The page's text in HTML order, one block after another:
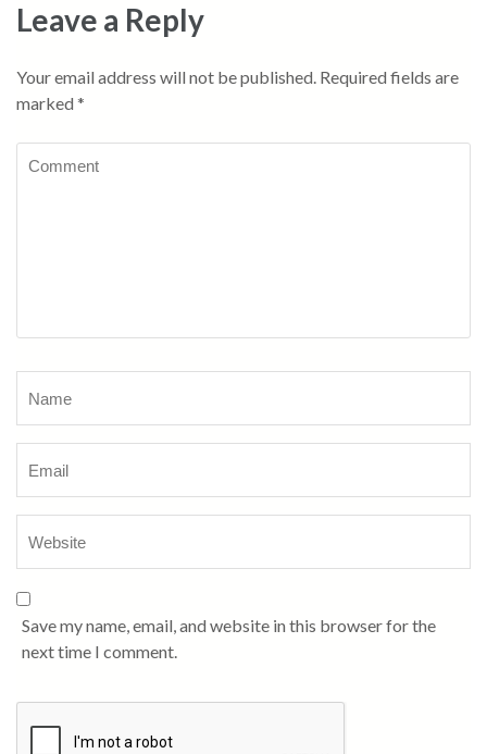
Leave a Reply
Your email address will not be published. Required fields are
marked *
Save my name, email, and website in this browser for the
next time I comment.